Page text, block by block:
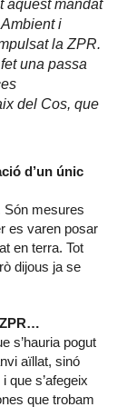
aquest mandat
i
la ZPR.
una passa
del Cos, que
d’un únic
Són mesures
es varen posar
en terra. Tot
dijous ja se
s’hauria pogut
aïllat, sinó
que s’afegeix
que trobam